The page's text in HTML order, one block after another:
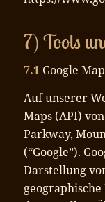
7) Tools
7.1 Google
Auf unserer
Maps (API)
Parkway,
(“Google”).
Darstellung